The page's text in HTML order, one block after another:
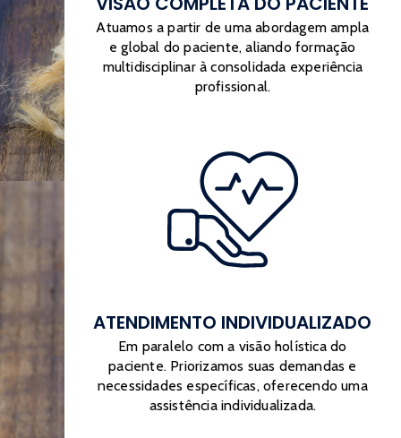
Atuamos a partir de uma abordagem ampla
e global do paciente, aliando formação
multidisciplinar à consolidada experiência
profissional.
ATENDIMENTO INDIVIDUALIZADO
Em paralelo com a visão holística do
paciente. Priorizamos suas demandas e
necessidades específicas, oferecendo uma
assistência individualizada.